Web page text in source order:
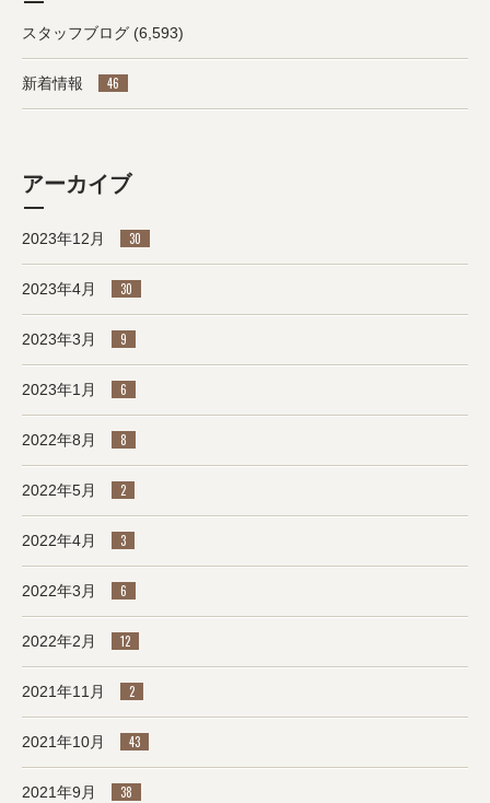
スタッフブログ (6,593)
新着情報 46
アーカイブ
2023年12月 30
2023年4月 30
2023年3月 9
2023年1月 6
2022年8月 8
2022年5月 2
2022年4月 3
2022年3月 6
2022年2月 12
2021年11月 2
2021年10月 43
2021年9月 38